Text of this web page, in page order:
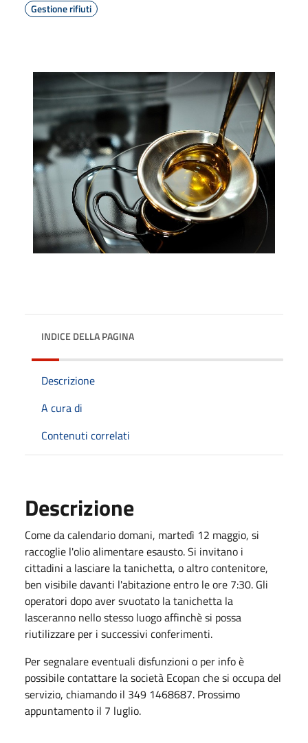
Gestione rifiuti
INDICE DELLA PAGINA
Descrizione
A cura di
Contenuti correlati
Descrizione
Come da calendario domani, martedì 12 maggio, si
raccoglie l'olio alimentare esausto. Si invitano i
cittadini a lasciare la tanichetta, o altro contenitore,
ben visibile davanti l'abitazione entro le ore 7:30. Gli
operatori dopo aver svuotato la tanichetta la
lasceranno nello stesso luogo affinchè si possa
riutilizzare per i successivi conferimenti.
Per segnalare eventuali disfunzioni o per info è
possibile contattare la società Ecopan che si occupa del
servizio, chiamando il 349 1468687. Prossimo
appuntamento il 7 luglio.